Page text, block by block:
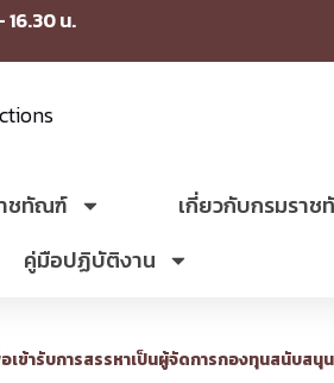
16.30 น.
ชทัณฑ์ เกี่ยวกับกรมรา
คู่มือปฏิบัติงาน
เข้ารับการสรรหาเป็นผู้จัดการกองทุนสนับสนุ